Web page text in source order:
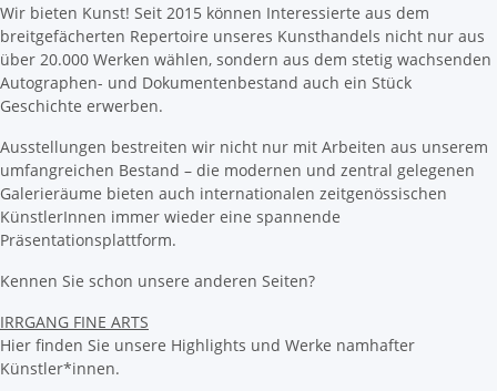
Wir bieten Kunst! Seit 2015 können Interessierte aus dem
breitgefächerten Repertoire unseres Kunsthandels nicht nur aus
über 20.000 Werken wählen, sondern aus dem stetig wachsenden
Autographen- und Dokumentenbestand auch ein Stück
Geschichte erwerben.
Ausstellungen bestreiten wir nicht nur mit Arbeiten aus unserem
umfangreichen Bestand – die modernen und zentral gelegenen
Galerieräume bieten auch internationalen zeitgenössischen
KünstlerInnen immer wieder eine spannende
Präsentationsplattform.
Kennen Sie schon unsere anderen Seiten?
IRRGANG FINE ARTS
Hier finden Sie unsere Highlights und Werke namhafter
Künstler*innen.